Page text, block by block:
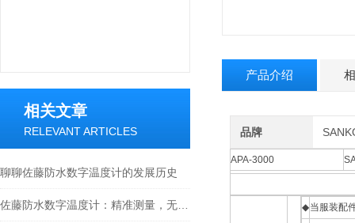
相关文章
RELEVANT ARTICLES
聊聊佐藤防水数字温度计的发展历史
产品介绍
品牌
APA-3000
◆当服装配